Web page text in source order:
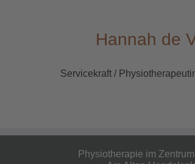
Hannah de
Servicekraft /
Physiotherapie im